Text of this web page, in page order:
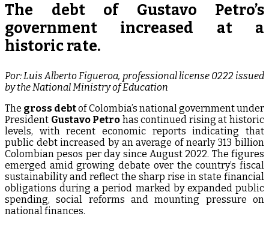
The debt of Gustavo Petro’s
government increased at a
historic rate.
Por: Luis Alberto Figueroa, professional license 0222 issued
by the National Ministry of Education
The gross debtof Colombia’s national government under
President Gustavo Petro has continued rising at historic
levels, with recent economic reports indicating that
public debt increased by an average of nearly 313 billion
Colombian pesos per day since August 2022. The figures
emerged amid growing debate over the country’s fiscal
sustainability and reflect the sharp rise in state financial
obligations during a period marked by expanded public
spending, social reforms and mounting pressure on
national finances.